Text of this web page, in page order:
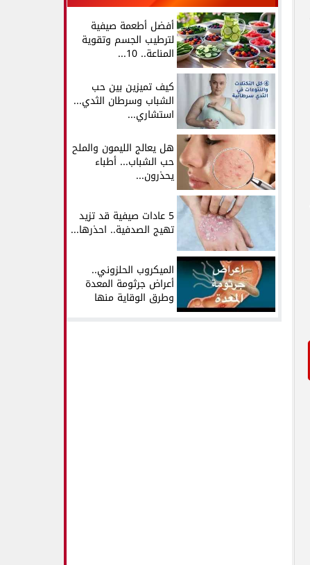
أفضل أطعمة صيفية
لترطيب الجسم وتقوية
المناعة.. 10...
كيف تميزين بين حب
الشباب وسرطان الثدي...
استشاري...
هل يعالج الليمون والملح
حب الشباب... أطباء
يحذرون...
5 عادات صيفية قد تزيد
تهيج الصدفية.. احذرها...
الميكروب الحلزوني..
أعراض جرثومة المعدة
وطرق الوقاية منها